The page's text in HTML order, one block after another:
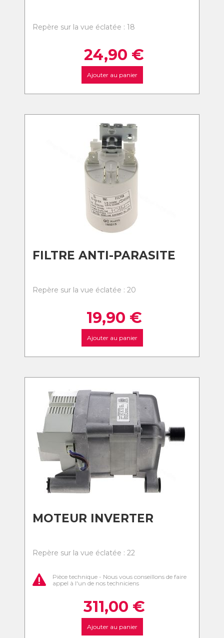
Repère sur la vue éclatée : 18
24,90 €
Ajouter au panier
FILTRE ANTI-PARASITE
Repère sur la vue éclatée : 20
19,90 €
Ajouter au panier
MOTEUR INVERTER
Repère sur la vue éclatée : 22
Pièce technique - Nous vous conseillons de faire
appel à l'un de nos techniciens
311,00 €
Ajouter au panier